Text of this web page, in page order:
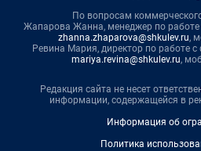
По вопросам
Жапарова Жанна, менеджер по
zhanna.zhaparova@shkulev.ru,
Ревина Мария, директор по работе
mariya.revina@shkulev.ru,
Редакция сайта не несет
информации, содержащейся в
Информация об
Политика